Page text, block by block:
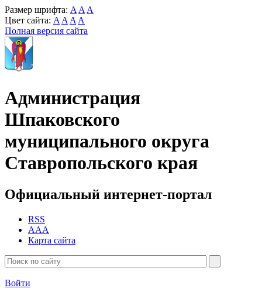
Размер шрифта: A A A
Цвет сайта: A A A A
Полная версия сайта
Администрация
Шпаковского
муниципального округа
Ставропольского края
Официальный интернет-портал
RSS
AAA
Карта сайта
Войти